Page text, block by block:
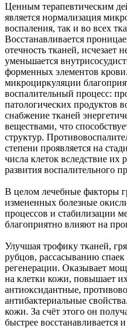
Ценным терапевтическим
является нормализация
воспаления, так и во всех
Восстанавливается
отечность тканей, исчезает
уменьшается
форменных элементов
микроциркуляции
воспалительный процесс:
патологических продуктов
снабжение тканей
веществами, что
структур.
степени проявляется на
числа клеток вследствие их
развития воспалительного
В целом лечебные факторы
измененных болезные
процессов и стабилизации
благоприятно влияют на
Улучшая трофику тканей,
рубцов, рассасыванию
регенерации. Оказывает
на клетки кожи, повышает
антиоксидантные,
антибактериальные
кожи. За счёт этого он
быстрее восстанавливается